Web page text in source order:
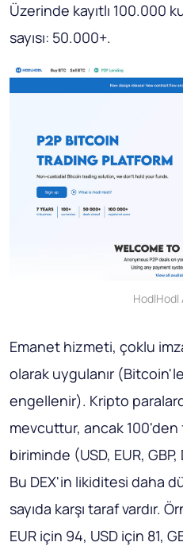
Üzerinde kayıtlı 100.000
sayısı: 50.000+.
HodlHodl
Emanet hizmeti, çoklu
olarak uygulanır
engellenir). Kripto
mevcuttur, ancak 100'den
biriminde (USD, EUR,
Bu DEX'in likiditesi daha
sayıda karşı taraf vardır.
EUR için 94, USD için 81,